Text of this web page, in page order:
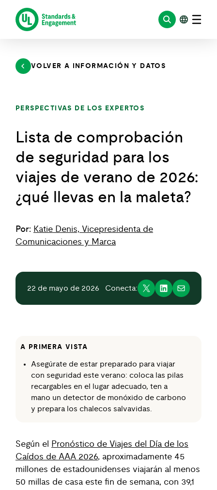
contenido
VOLVER A INFORMACIÓN Y DATOS
PERSPECTIVAS DE LOS EXPERTOS
Lista de comprobación
de seguridad para los
viajes de verano de 2026:
¿qué llevas en la maleta?
Por: Katie Denis, Vicepresidenta de
Comunicaciones y Marca
22 de mayo de 2026 Conecta:
A PRIMERA VISTA
Asegúrate de estar preparado para viajar
con seguridad este verano: coloca las pilas
recargables en el lugar adecuado, ten a
mano un detector de monóxido de carbono
y prepara los chalecos salvavidas.
Según el
Pronóstico de Viajes del Día de los
Caídos de AAA 2026, aproximadamente 45
millones de estadounidenses viajarán al menos
50 millas de casa este fin de semana, con 39,1